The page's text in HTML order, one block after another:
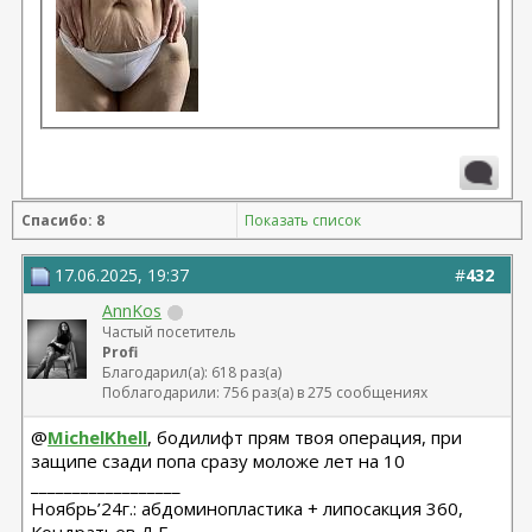
Спасибо: 8 Показать список
#432
17.06.2025, 19:37
AnnKos
Частый посетитель
Profi
Благодарил(а): 618 раз(а)
Поблагодарили: 756 раз(а) в 275 сообщениях
@MichelKhell, бодилифт прям твоя операция, при
защипе сзади попа сразу моложе лет на 10
Ноябрь’24г.: абдоминопластика + липосакция 360,